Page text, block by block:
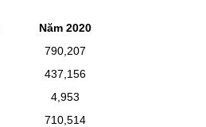
Năm 2020
790,207
437,156
4,953
710,514